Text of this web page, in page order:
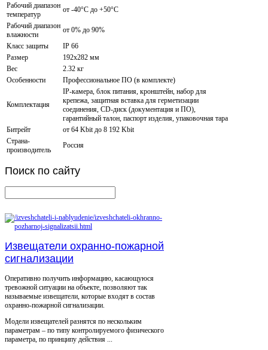
Рабочий диапазон
температур
от -40°C до +50°C
Рабочий диапазон
влажности
от 0% до 90%
Класс защиты
IP 66
Размер
192х282 мм
Вес
2.32 кг
Особенности
Профессиональное ПО (в комплекте)
Комплектация
IP-камера, блок питания, кронштейн, набор для
крепежа, защитная вставка для герметизации
соединения, CD-диск (документация и ПО),
гарантийный талон, паспорт изделия, упаковочная тара
Битрейт
от 64 Kbit до 8 192 Kbit
Страна-
производитель
Россия
Поиск по сайту
Извещатели охранно-пожарной
сигнализации
Оперативно получить информацию, касающуюся
тревожной ситуации на объекте, позволяют так
называемые извещатели, которые входят в состав
охранно-пожарной сигнализации.
Модели извещателей разнятся по нескольким
параметрам – по типу контролируемого физического
параметра, по принципу действия ...